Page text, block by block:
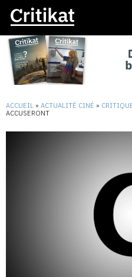
ACCUEIL » ACTUALITÉ CINÉ »
ACCUSERONT